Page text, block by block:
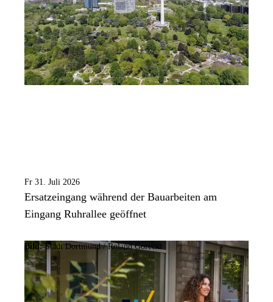
Fr 31. Juli 2026
Ersatzeingang während der Bauarbeiten am
Eingang Ruhrallee geöffnet
Bild:Stadt Dortmund / Roland Gorecki